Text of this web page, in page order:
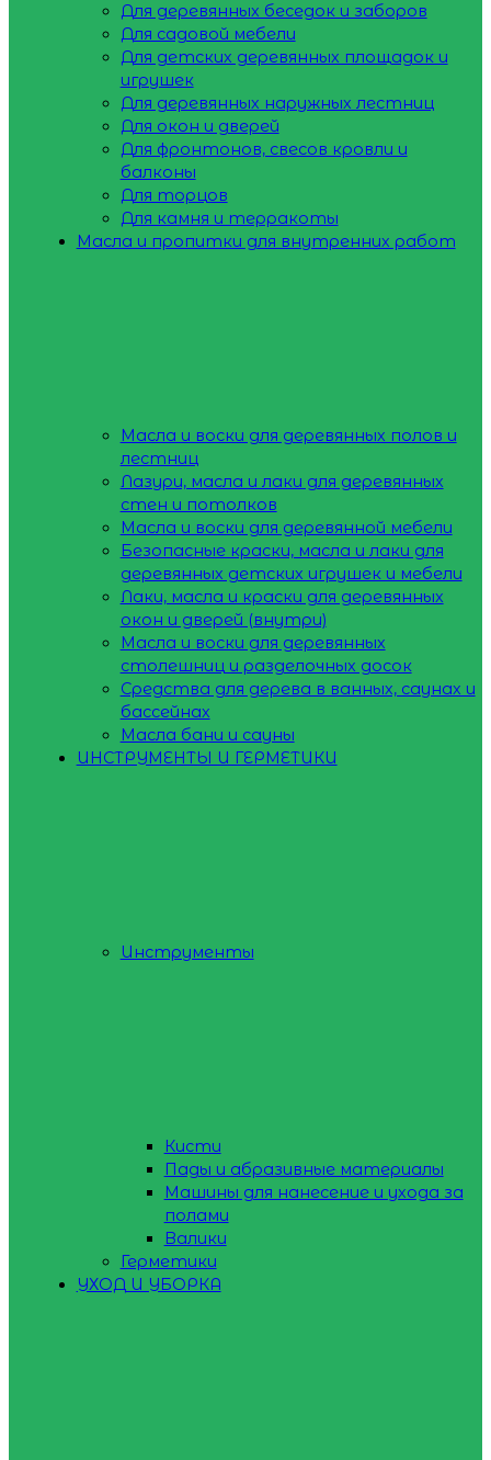
Для деревянных беседок и заборов
Для садовой мебели
Для детских деревянных площадок и
игрушек
Для деревянных наружных лестниц
Для окон и дверей
Для фронтонов, свесов кровли и
балконы
Для торцов
Для камня и терракоты
Масла и пропитки для внутренних работ
Масла и воски для деревянных полов и
лестниц
Лазури, масла и лаки для деревянных
стен и потолков
Масла и воски для деревянной мебели
Безопасные краски, масла и лаки для
деревянных детских игрушек и мебели
Лаки, масла и краски для деревянных
окон и дверей (внутри)
Масла и воски для деревянных
столешниц и разделочных досок
Средства для дерева в ванных, саунах и
бассейнах
Масла бани и сауны
ИНСТРУМЕНТЫ И ГЕРМЕТИКИ
Инструменты
Кисти
Пады и абразивные материалы
Машины для нанесение и ухода за
полами
Валики
Герметики
УХОД И УБОРКА